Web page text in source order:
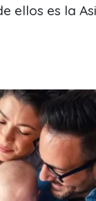
ellos es la